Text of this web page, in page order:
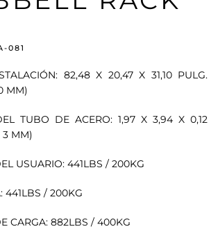
081
82,48 X 20,47 X 31,10 PULG.
MM)
TUBO DE ACERO: 1,97 X 3,94 X 0,12
3 MM)
USUARIO: 441LBS / 200KG
441LBS / 200KG
CARGA: 882LBS / 400KG